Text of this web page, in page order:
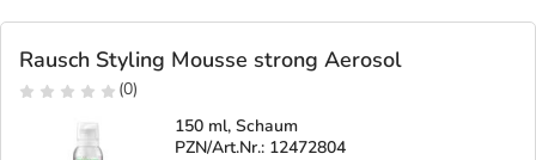
Rausch Styling Mousse strong Aerosol
(0)
150 ml, Schaum
PZN/Art.Nr.: 12472804